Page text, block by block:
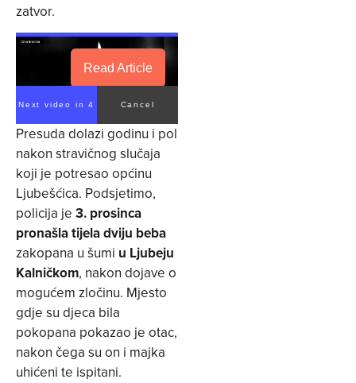
zatvor.
Read Article
Next video in 4 Cancel
Presuda dolazi godinu i pol
nakon stravičnog slučaja
koji je potresao općinu
Ljubešćica. Podsjetimo,
policija je 3. prosinca
pronašla tijela dviju beba
zakopana u šumi u Ljubeju
Kalničkom, nakon dojave o
mogućem zločinu. Mjesto
gdje su djeca bila
pokopana pokazao je otac,
nakon čega su on i majka
uhićeni te ispitani.